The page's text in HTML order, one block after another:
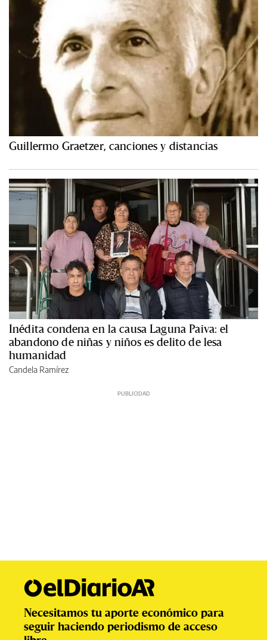
Guillermo Graetzer, canciones y distancias
Inédita condena en la causa Laguna Paiva: el
abandono de niñas y niños es delito de lesa
humanidad
Candela Ramírez
Necesitamos tu aporte económico para
seguir haciendo periodismo de acceso